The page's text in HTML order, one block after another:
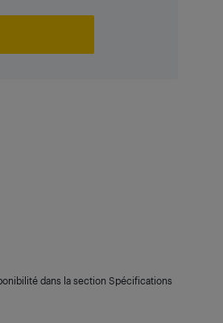
dans la section Spécifications